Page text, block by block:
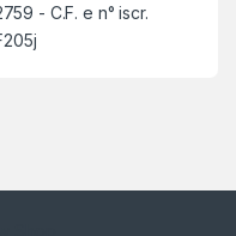
- C.F. e n° iscr.